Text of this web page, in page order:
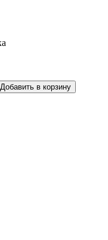
Добавить в корзину